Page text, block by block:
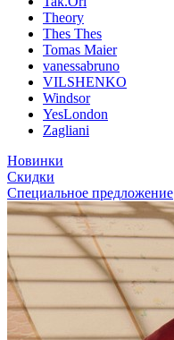
Theory
Thes Thes
Tomas Maier
vanessabruno
VILSHENKO
Windsor
YesLondon
Zagliani
Новинки
Скидки
Специальное предложение